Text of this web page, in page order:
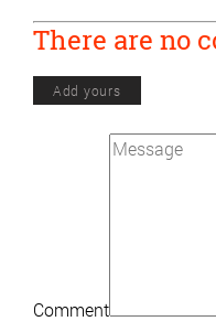
There are no
Add yours
Comment